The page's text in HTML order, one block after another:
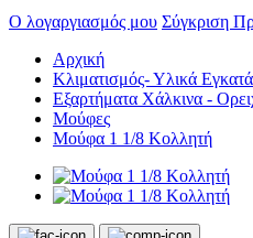
Ο λογαργιασμός μου Σύγκριση
Αρχική
Κλιματισμός- Υλικά
Εξαρτήματα Χάλκινα -
Μούφες
Μούφα 1 1/8 Κολλητή